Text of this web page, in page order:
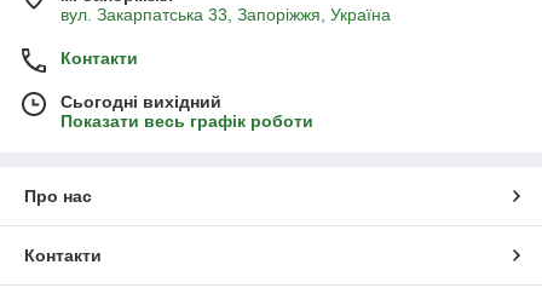
вул. Закарпатська 33, Запоріжжя, Україна
Контакти
Сьогодні вихідний
Показати весь графік роботи
Про нас
Контакти